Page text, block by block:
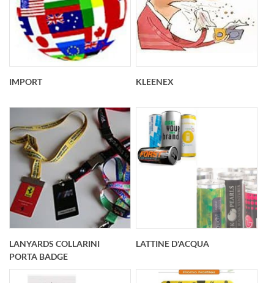
IMPORT KLEENEX
LANYARDS COLLARINI
PORTA BADGE
LATTINE D'ACQUA